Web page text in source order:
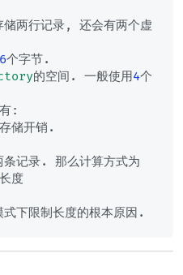
两行记录, 还会有两个虚
个字节.
的空间. 一般使用4个
储开销.
条记录. 那么计算方式为
长度